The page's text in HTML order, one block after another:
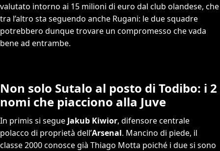
valutato intorno ai 15 milioni di euro dal club olandese, che
tra l’altro sta seguendo anche Rugani: le due squadre
potrebbero dunque trovare un compromesso che vada
bene ad entrambe.
Non solo Sutalo al posto di Todibo: i 2
nomi che piacciono alla Juve
In primis si segue Jakub Kiwior, difensore centrale
polacco di proprietà dell’Arsenal. Mancino di piede, il
classe 2000 conosce già Thiago Motta poiché i due si sono